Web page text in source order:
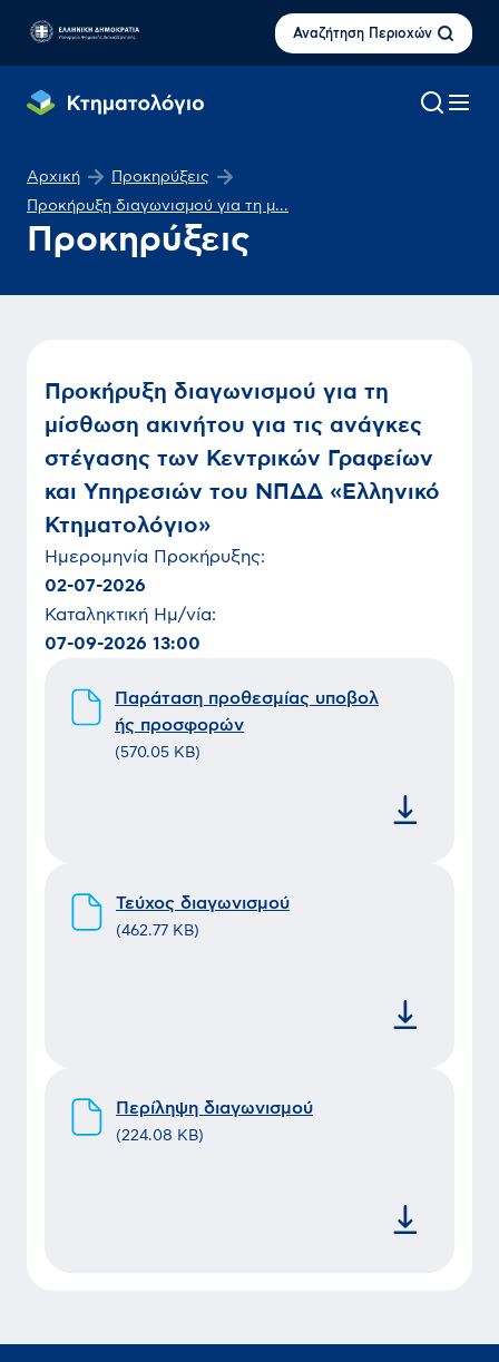
Αναζήτηση Περιοχών
Αρχική
Προκηρύξεις
Προκήρυξη διαγωνισμού για τη μ...
Προκηρύξεις
Προκήρυξη διαγωνισμού για τη
μίσθωση ακινήτου για τις ανάγκες
στέγασης των Κεντρικών Γραφείων
και Υπηρεσιών του ΝΠΔΔ «Ελληνικό
Κτηματολόγιο»
Ημερομηνία Προκήρυξης:
02-07-2026
Καταληκτική Ημ/νία:
07-09-2026 13:00
Παράταση προθεσμίας υποβολ
ής προσφορών
(570.05 KB)
Τεύχος διαγωνισμού
(462.77 KB)
Περίληψη διαγωνισμού
(224.08 KB)